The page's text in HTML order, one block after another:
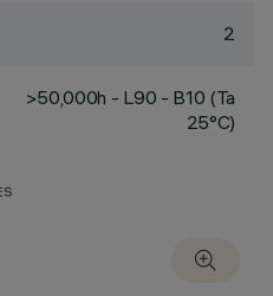
2
>50,000h - L90 - B10 (Ta
25°C)